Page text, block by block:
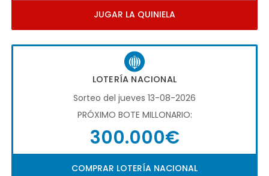
JUGAR LA QUINIELA
LOTERÍA NACIONAL
Sorteo del jueves 13-08-2026
PRÓXIMO BOTE MILLONARIO:
300.000€
COMPRAR LOTERÍA NACIONAL